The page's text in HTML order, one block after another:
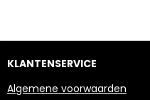
KLANTENSERVICE
Algemene voorwaarden